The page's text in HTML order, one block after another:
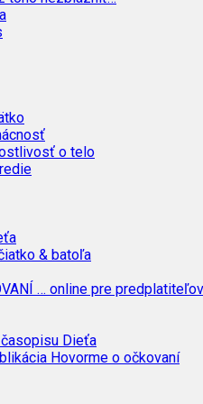
o telo
& batoľa
… online pre predplatiteľov
Dieťa
Hovorme o očkovaní